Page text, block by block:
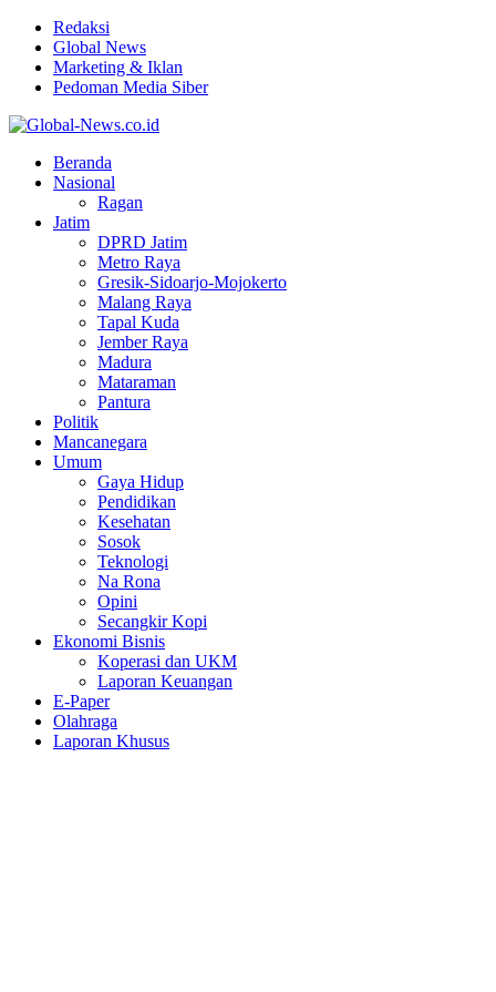
Redaksi
Global News
Marketing & Iklan
Pedoman Media Siber
Beranda
Nasional
Ragan
Jatim
DPRD Jatim
Metro Raya
Gresik-Sidoarjo-Mojokerto
Malang Raya
Tapal Kuda
Jember Raya
Madura
Mataraman
Pantura
Politik
Mancanegara
Umum
Gaya Hidup
Pendidikan
Kesehatan
Sosok
Teknologi
Na Rona
Opini
Secangkir Kopi
Ekonomi Bisnis
Koperasi dan UKM
Laporan Keuangan
E-Paper
Olahraga
Laporan Khusus